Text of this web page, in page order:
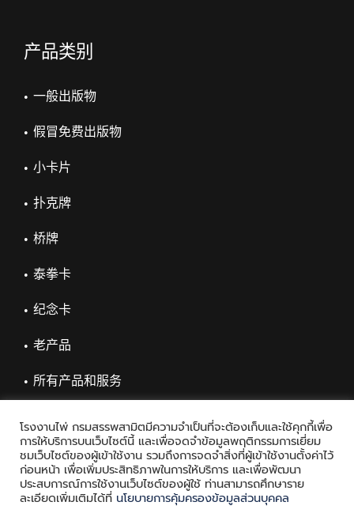
产品类别
一般出版物
假冒免费出版物
小卡片
扑克牌
桥牌
泰拳卡
纪念卡
老产品
所有产品和服务
Copyright © 2021 Playing Card Factory, all rights reserved
โรงงานไพ่ กรมสรรพสามิตมีความจำเป็นที่จะต้องเก็บและใช้คุกกี้เพื่อ
การให้บริการบนเว็บไซต์นี้ และเพื่อจดจำข้อมูลพฤติกรรมการเยี่ยม
ชมเว็บไซต์ของผู้เข้าใช้งาน รวมถึงการจดจำสิ่งที่ผู้เข้าใช้งานตั้งค่าไว้
ก่อนหน้า เพื่อเพิ่มประสิทธิภาพในการให้บริการ และเพื่อพัฒนา
ประสบการณ์การใช้งานเว็บไซต์ของผู้ใช้ ท่านสามารถศึกษาราย
ละเอียดเพิ่มเติมได้ที่ นโยบายการคุ้มครองข้อมูลส่วนบุคคล